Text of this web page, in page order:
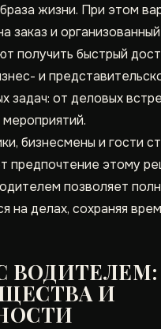
жизни. При этом
заказ и организованный
получить быстрый
и
задач: от деловых
бизнесмены и гости
предпочтение этому
позволяет
на делах, сохраняя
ВОДИТЕЛЕМ:
И